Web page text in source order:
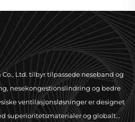
Ltd. tilbyr tilpassede neseband og
nesekongestionslindring og bedre
ventilasjonsløsninger er designet
superioritetsmaterialer og globalt